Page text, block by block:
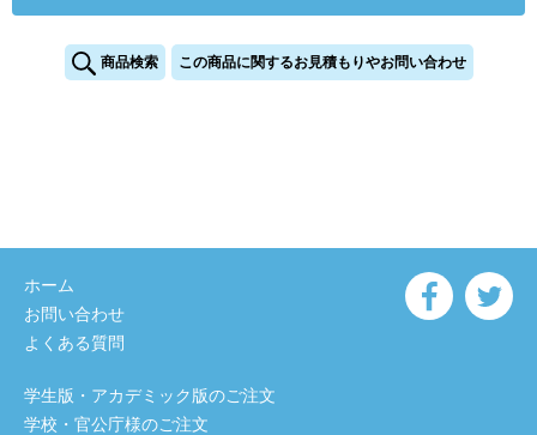
商品検索 この商品に関するお見積もりやお問い合わせ
ホーム
お問い合わせ
よくある質問
学生版・アカデミック版のご注文
学校・官公庁様のご注文